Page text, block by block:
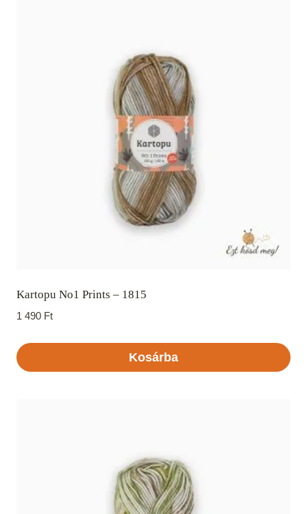
Kartopu No1 Prints – 1815
1 490 Ft
Kosárba